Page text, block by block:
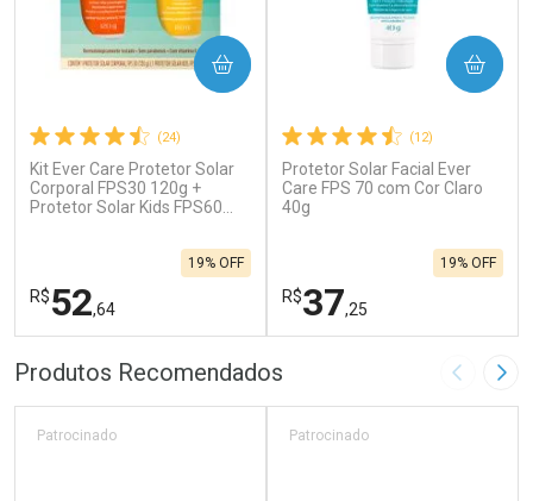
(24)
Kit Ever Care Protetor Solar
Corporal FPS30 120g +
Protetor Solar Kids FPS60
R$52,64
19% OFF
COMPRAR
FECHAR
Laboratório
FECHAR
Por Menos
(12)
Protetor Solar Facial Ever
Care FPS 70 com Cor Claro
40g
R$37,25
19% OFF
COMPRAR
Laboratório
Por Menos
Produtos Recomendados Imagem
Patrocinado Patrocinado